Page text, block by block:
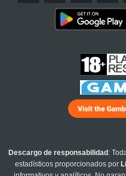
Descargo de responsabilidad :
estadísticos proporcionados por